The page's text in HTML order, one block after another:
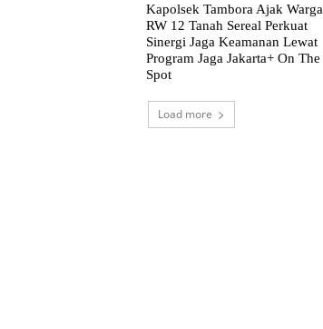
Kapolsek Tambora Ajak Warga
RW 12 Tanah Sereal Perkuat
Sinergi Jaga Keamanan Lewat
Program Jaga Jakarta+ On The
Spot
Load more